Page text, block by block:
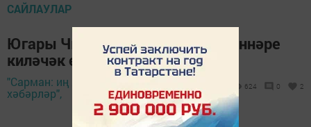
САЙЛАУЛАР
Югары Чыршылы җирлеге өлкәннәре
киләчәк өчен тавыш бирделәр
"Сарман: иң яңа
хәбәрләр",
8 сентябрь 2024 -
13:10
624 0 2